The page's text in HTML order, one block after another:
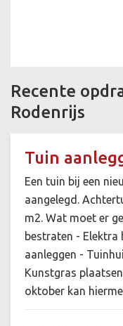
Recente
Rodenrijs
Tuin
Een tuin bij een
aangelegd.
m2. Wat moet er
bestraten - Elektra
aanleggen -
Kunstgras
oktober kan